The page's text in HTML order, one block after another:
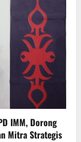
IMM, Dorong
Mitra Strategis